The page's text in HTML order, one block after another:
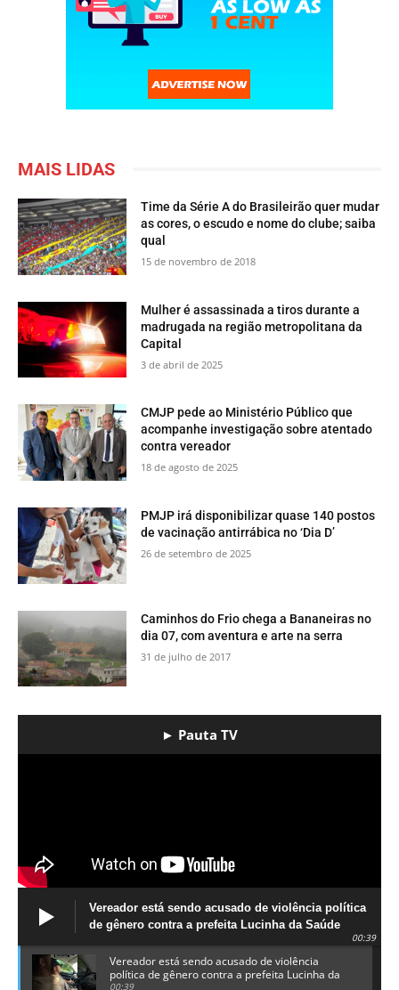
MAIS LIDAS
Time da Série A do Brasileirão quer mudar
as cores, o escudo e nome do clube; saiba
qual
15 de novembro de 2018
Mulher é assassinada a tiros durante a
madrugada na região metropolitana da
Capital
3 de abril de 2025
CMJP pede ao Ministério Público que
acompanhe investigação sobre atentado
contra vereador
18 de agosto de 2025
PMJP irá disponibilizar quase 140 postos
de vacinação antirrábica no ‘Dia D’
26 de setembro de 2025
​Caminhos do Frio chega a Bananeiras no
dia 07, com aventura e arte na serra
31 de julho de 2017
► Pauta TV
Vereador está sendo acusado de violência política
de gênero contra a prefeita Lucinha da Saúde
00:39
Vereador está sendo acusado de violência
política de gênero contra a prefeita Lucinha da
00:39